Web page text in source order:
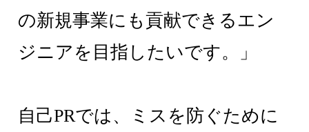
の新規事業にも貢献できるエン
ジニアを目指したいです。」
自己PRでは、ミスを防ぐために